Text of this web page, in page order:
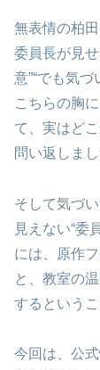
無表情の柏
委員長が見
意”“でも気
こちらの胸
て、実はど
問い返しまし
そして気づ
見えない“委
には、原作
と、教室の
するというこ
今回は、公